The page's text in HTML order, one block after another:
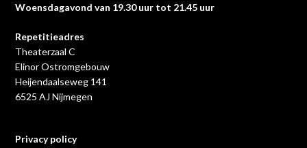
Woensdagavond van 19.30 uur tot 21.45 uur
Repetitieadres
Theaterzaal C
Elinor Ostromgebouw
Heijendaalseweg 141
6525 AJ Nijmegen
Privacy policy